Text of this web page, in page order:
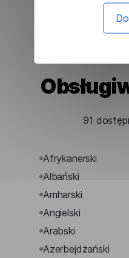
91
Afrykanerski
Albański
Amharski
Angielski
Arabski
Azerbejdżański